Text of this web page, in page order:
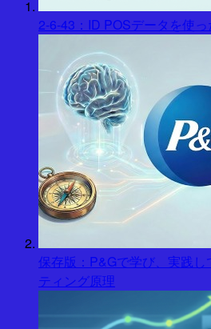
2-6-43：ID POSデータを使
保存版：P&Gで学び、実践
ティング原理